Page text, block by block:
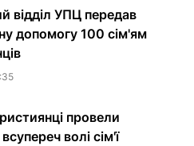
відділ УПЦ передав
допомогу 100 сім'ям
провели
волі сім'ї